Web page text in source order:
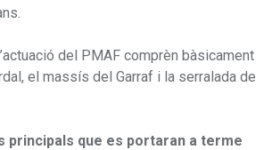
del PMAF comprèn bàsicament
el massís del Garraf i la serralada de
principals que es portaran a terme